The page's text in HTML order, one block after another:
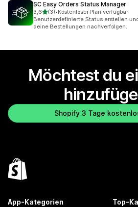
SC Easy Orders Status Manager
3,6von 5 Sternen
(3)
3 Rezensionen insgesamt
•Kostenloser Plan verfügbar
Benutzerdefinierte Status erstellen
deine Bestellungen nachverfolgen.
Möchtest du
Shopify 3 Tage
App-Kategorien Top-